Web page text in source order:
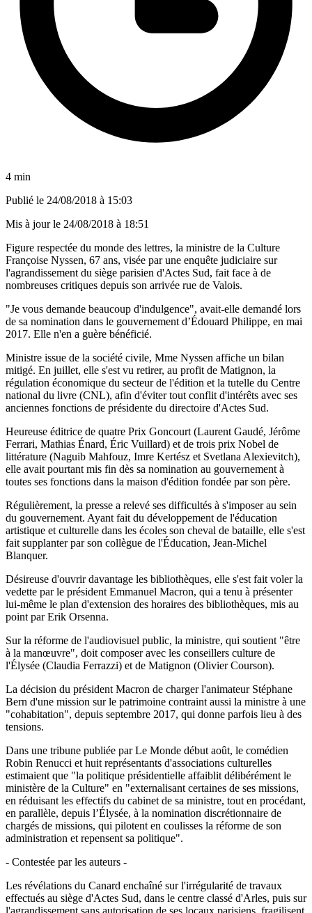
4 min
Publié le 24/08/2018 à 15:03
Mis à jour le 24/08/2018 à 18:51
Figure respectée du monde des lettres, la ministre de la Culture
Françoise Nyssen, 67 ans, visée par une enquête judiciaire sur
l'agrandissement du siège parisien d'Actes Sud, fait face à de
nombreuses critiques depuis son arrivée rue de Valois.
"Je vous demande beaucoup d'indulgence", avait-elle demandé lors
de sa nomination dans le gouvernement d’Édouard Philippe, en mai
2017. Elle n'en a guère bénéficié.
Ministre issue de la société civile, Mme Nyssen affiche un bilan
mitigé. En juillet, elle s'est vu retirer, au profit de Matignon, la
régulation économique du secteur de l'édition et la tutelle du Centre
national du livre (CNL), afin d'éviter tout conflit d'intérêts avec ses
anciennes fonctions de présidente du directoire d'Actes Sud.
Heureuse éditrice de quatre Prix Goncourt (Laurent Gaudé, Jérôme
Ferrari, Mathias Énard, Éric Vuillard) et de trois prix Nobel de
littérature (Naguib Mahfouz, Imre Kertész et Svetlana Alexievitch),
elle avait pourtant mis fin dès sa nomination au gouvernement à
toutes ses fonctions dans la maison d'édition fondée par son père.
Régulièrement, la presse a relevé ses difficultés à s'imposer au sein
du gouvernement. Ayant fait du développement de l'éducation
artistique et culturelle dans les écoles son cheval de bataille, elle s'est
fait supplanter par son collègue de l'Éducation, Jean-Michel
Blanquer.
Désireuse d'ouvrir davantage les bibliothèques, elle s'est fait voler la
vedette par le président Emmanuel Macron, qui a tenu à présenter
lui-même le plan d'extension des horaires des bibliothèques, mis au
point par Erik Orsenna.
Sur la réforme de l'audiovisuel public, la ministre, qui soutient "être
à la manœuvre", doit composer avec les conseillers culture de
l'Élysée (Claudia Ferrazzi) et de Matignon (Olivier Courson).
La décision du président Macron de charger l'animateur Stéphane
Bern d'une mission sur le patrimoine contraint aussi la ministre à une
"cohabitation", depuis septembre 2017, qui donne parfois lieu à des
tensions.
Dans une tribune publiée par Le Monde début août, le comédien
Robin Renucci et huit représentants d'associations culturelles
estimaient que "la politique présidentielle affaiblit délibérément le
ministère de la Culture" en "externalisant certaines de ses missions,
en réduisant les effectifs du cabinet de sa ministre, tout en procédant,
en parallèle, depuis l’Élysée, à la nomination discrétionnaire de
chargés de missions, qui pilotent en coulisses la réforme de son
administration et repensent sa politique".
- Contestée par les auteurs -
Les révélations du Canard enchaîné sur l'irrégularité de travaux
effectués au siège d'Actes Sud, dans le centre classé d'Arles, puis sur
l'agrandissement sans autorisation de ses locaux parisiens, fragilisent